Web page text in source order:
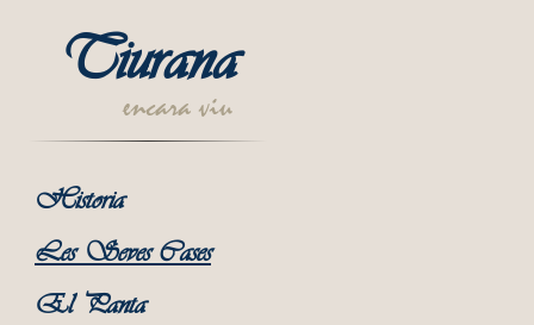
Tiurana
encara viu
Historia
Les Seves Cases
El Panta